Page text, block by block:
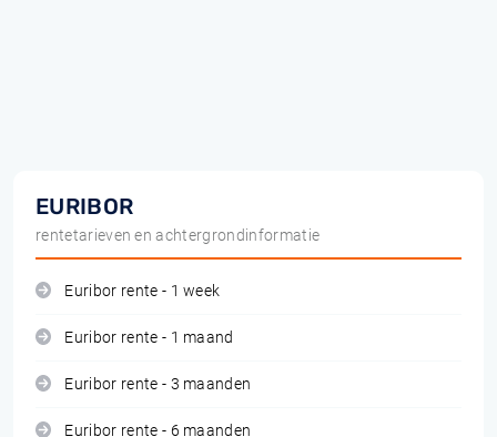
EURIBOR
rentetarieven en achtergrondinformatie
Euribor rente - 1 week
Euribor rente - 1 maand
Euribor rente - 3 maanden
Euribor rente - 6 maanden